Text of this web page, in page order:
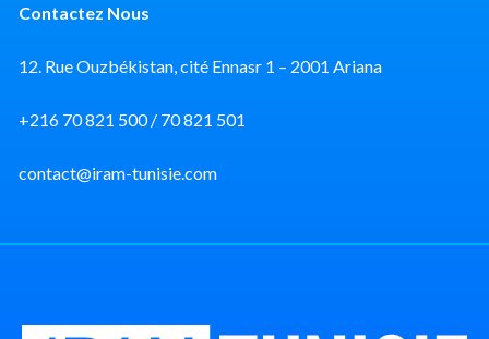
Contactez Nous
12. Rue Ouzbékistan, cité Ennasr 1 – 2001 Ariana
+216 70 821 500 / 70 821 501
contact@iram-tunisie.com